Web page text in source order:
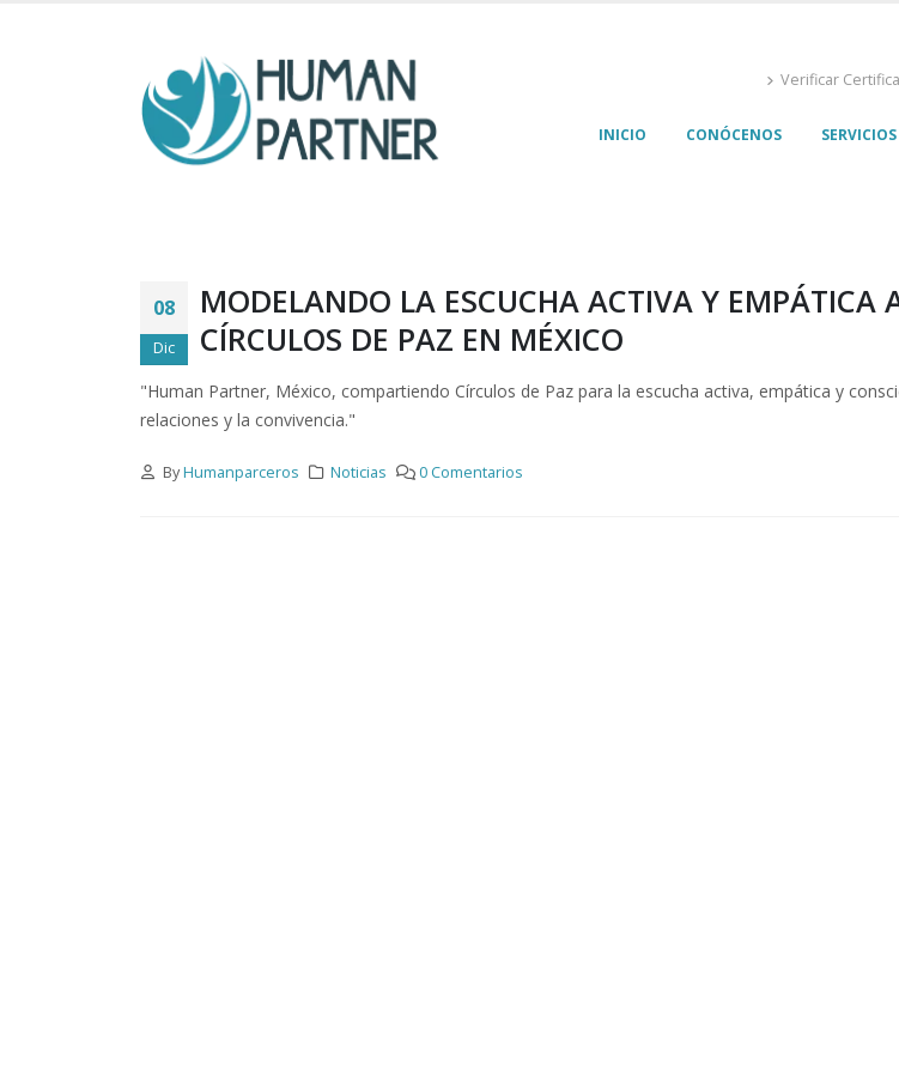
Verificar
INICIO CONÓCENOS SERVICIOS
08
Dic
MODELANDO LA ESCUCHA ACTIVA Y EMPÁTICA
CÍRCULOS DE PAZ EN MÉXICO
"Human Partner, México, compartiendo Círculos de Paz para la escucha activa, empática y
relaciones y la convivencia."
ByHumanparceros Noticias 0 Comentarios